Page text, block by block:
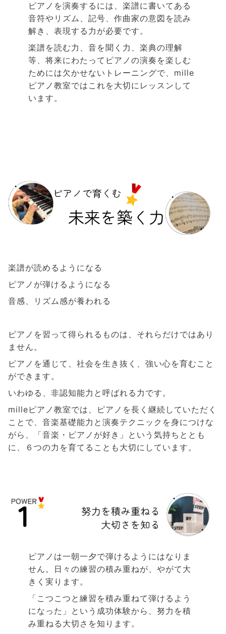
ピアノを演奏するには、楽譜に書いてある
音符やリズム、記号、作曲家の意図を読み
解き、表現する力が必要です。
楽譜を読む力、音を聞く力、楽典の理解
等、将来にわたってピアノの演奏を楽しむ
ためには欠かせないトレーニングで、 mille
ピアノ教室ではこれを大切にレッスンして
います。
楽譜が読めるようになる
ピアノが弾けるようになる
音感、リズム感が養われる
ピアノを習って得られるものは、それらだけではあり
ません。
ピアノを通じて、社会を生き抜く、強い心を育むこと
ができます。
いわゆる、非認知能力と呼ばれる力です。
milleピアノ教室では、ピアノを長く継続していただく
ことで、音楽基礎能力と演奏テクニックを身につけな
がら、「音楽・ピアノが好き」という気持ちととも
に、６つの力を育てることも大切にしています。
ピアノは一朝一夕で弾けるようにはなりま
せん。日々の練習の積み重ねが、やがて大
きく実ります。
「こつこつと練習を積み重ねて弾けるよう
になった」という成功体験から、努力を積
み重ねる大切さを知ります。